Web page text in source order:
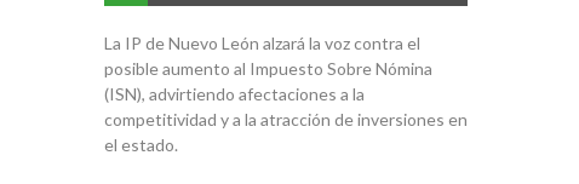
La IP de Nuevo León alzará la voz contra el
posible aumento al Impuesto Sobre Nómina
(ISN), advirtiendo afectaciones a la
competitividad y a la atracción de inversiones en
el estado.